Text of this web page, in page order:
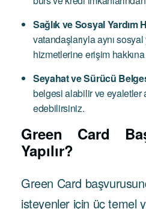
Sağlık ve Sosyal Yardım
vatandaşlarıyla aynı sosyal
hizmetlerine erişim
Seyahat ve Sürücü
belgesi alabilir ve eyaletler
edebilirsiniz.
Green Card
Yapılır?
Green Card
isteyenler için üç temel